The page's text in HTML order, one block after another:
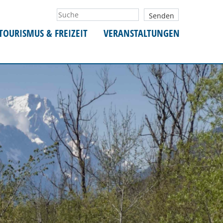
& FREIZEIT VERANSTALTUNGEN